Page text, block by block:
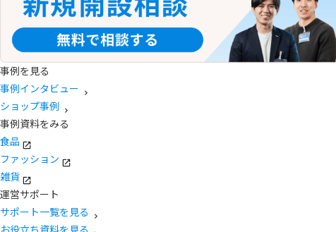
事例を見る
事例インタビュー
ショップ事例
事例資料をみる
食品
ファッション
雑貨
運営サポート
サポート一覧を見る